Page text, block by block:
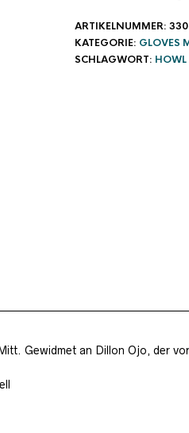
ARTIKELNUMMER:
KATEGORIE: GLOVES
SCHLAGWORT: HOWL
Gewidmet an Dillon Ojo, der